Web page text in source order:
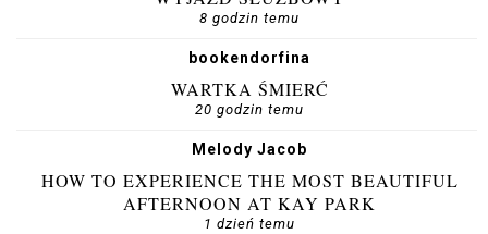
8 godzin temu
bookendorfina
WARTKA ŚMIERĆ
20 godzin temu
Melody Jacob
HOW TO EXPERIENCE THE MOST BEAUTIFUL
AFTERNOON AT KAY PARK
1 dzień temu